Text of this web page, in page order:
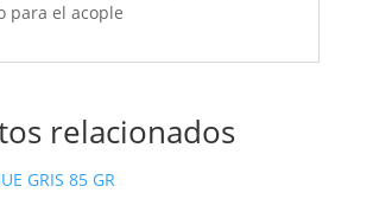
para el acople
relacionados